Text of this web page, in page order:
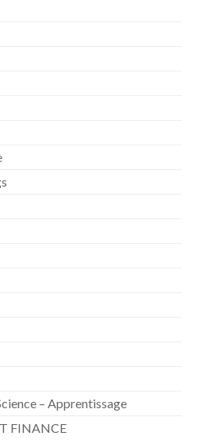
– Apprentissage
FINANCE